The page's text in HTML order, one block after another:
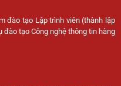
đào tạo Lập trình viên (thành lập
tạo Công nghệ thông tin hàng